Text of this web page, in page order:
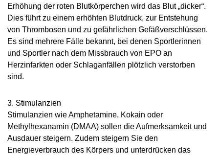
Erhöhung der roten Blutkörperchen wird das Blut „dicker“.
Dies führt zu einem erhöhten Blutdruck, zur Entstehung
von Thrombosen und zu gefährlichen Gefäßverschlüssen.
Es sind mehrere Fälle bekannt, bei denen Sportlerinnen
und Sportler nach dem Missbrauch von EPO an
Herzinfarkten oder Schlaganfällen plötzlich verstorben
sind.
3. Stimulanzien
Stimulanzien wie Amphetamine, Kokain oder
Methylhexanamin (DMAA) sollen die Aufmerksamkeit und
Ausdauer steigern. Zudem steigern Sie den
Energieverbrauch des Körpers und unterdrücken das